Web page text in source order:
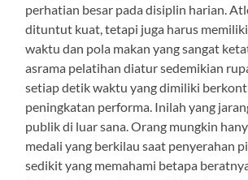
perhatian besar pada disiplin harian.
dituntut kuat, tetapi juga harus
waktu dan pola makan yang sangat
asrama pelatihan diatur sedemikian
setiap detik waktu yang dimiliki
peningkatan performa. Inilah yang
publik di luar sana. Orang mungkin
medali yang berkilau saat penyerahan
sedikit yang memahami betapa